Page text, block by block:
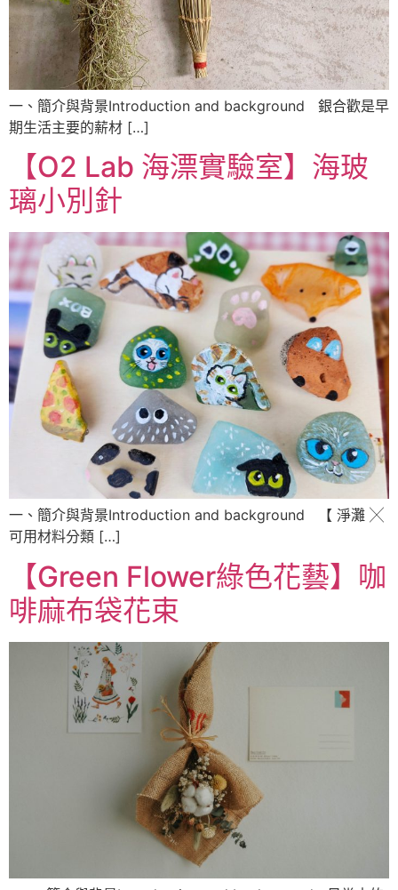
一、簡介與背景Introduction and background 銀合歡是早
期生活主要的薪材 […]
【O2 Lab 海漂實驗室】海玻
璃小別針
一、簡介與背景Introduction and background 【 淨灘 ╳
可用材料分類 […]
【Green Flower綠色花藝】咖
啡麻布袋花束